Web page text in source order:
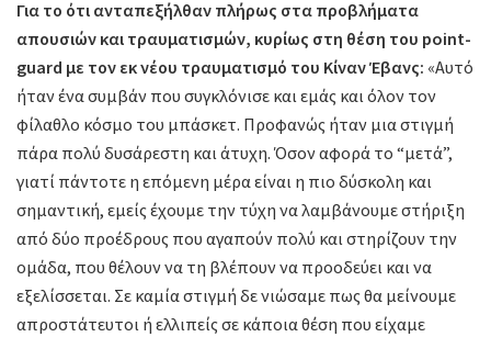
Για το ότι ανταπεξήλθαν πλήρως στα προβλήματα
απουσιών και τραυματισμών, κυρίως στη θέση του point-
guard με τον εκ νέου τραυματισμό του Κίναν Έβανς: «Αυτό
ήταν ένα συμβάν που συγκλόνισε και εμάς και όλον τον
φίλαθλο κόσμο του μπάσκετ. Προφανώς ήταν μια στιγμή
πάρα πολύ δυσάρεστη και άτυχη. Όσον αφορά το “μετά”,
γιατί πάντοτε η επόμενη μέρα είναι η πιο δύσκολη και
σημαντική, εμείς έχουμε την τύχη να λαμβάνουμε στήριξη
από δύο προέδρους που αγαπούν πολύ και στηρίζουν την
ομάδα, που θέλουν να τη βλέπουν να προοδεύει και να
εξελίσσεται. Σε καμία στιγμή δε νιώσαμε πως θα μείνουμε
απροστάτευτοι ή ελλιπείς σε κάποια θέση που είχαμε